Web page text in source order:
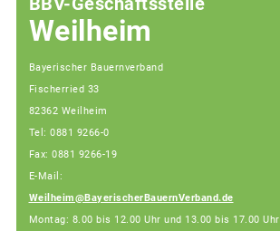
Weilheim
Bayerischer Bauernverband
Fischerried 33
82362 Weilheim
Tel: 0881 9266-0
Fax: 0881 9266-19
E-Mail:
Weilheim@BayerischerBauernVerband.de
Montag: 8.00 bis 12.00 Uhr und 13.00 bis 17.00 Uhr